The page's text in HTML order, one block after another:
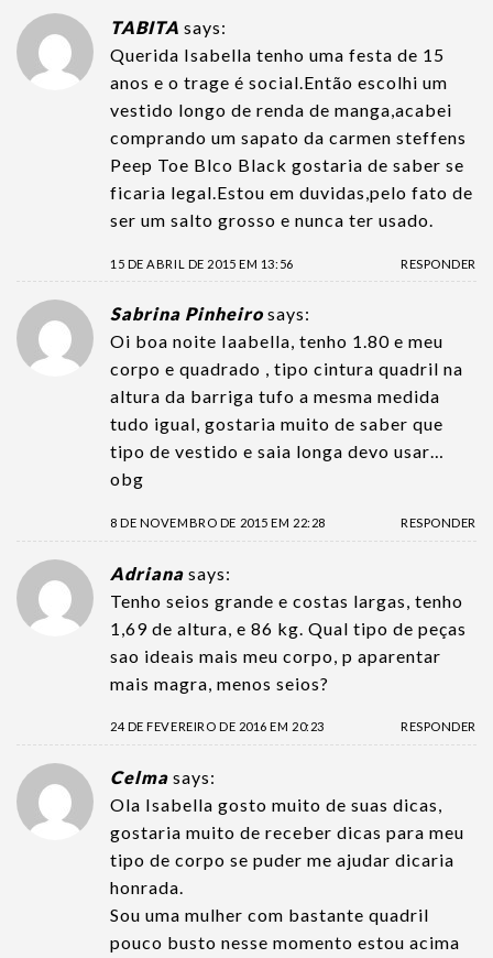
TABITA says:
Querida Isabella tenho uma festa de 15
anos e o trage é social.Então escolhi um
vestido longo de renda de manga,acabei
comprando um sapato da carmen steffens
Peep Toe Blco Black gostaria de saber se
ficaria legal.Estou em duvidas,pelo fato de
ser um salto grosso e nunca ter usado.
15 DE ABRIL DE 2015 EM 13:56 RESPONDER
Sabrina Pinheiro says:
Oi boa noite Iaabella, tenho 1.80 e meu
corpo e quadrado , tipo cintura quadril na
altura da barriga tufo a mesma medida
tudo igual, gostaria muito de saber que
tipo de vestido e saia longa devo usar…
obg
8 DE NOVEMBRO DE 2015 EM 22:28 RESPONDER
Adriana says:
Tenho seios grande e costas largas, tenho
1,69 de altura, e 86 kg. Qual tipo de peças
sao ideais mais meu corpo, p aparentar
mais magra, menos seios?
24 DE FEVEREIRO DE 2016 EM 20:23 RESPONDER
Celma says:
Ola Isabella gosto muito de suas dicas,
gostaria muito de receber dicas para meu
tipo de corpo se puder me ajudar dicaria
honrada.
Sou uma mulher com bastante quadril
pouco busto nesse momento estou acima